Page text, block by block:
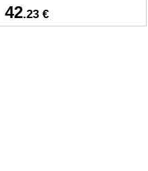
42.23 €